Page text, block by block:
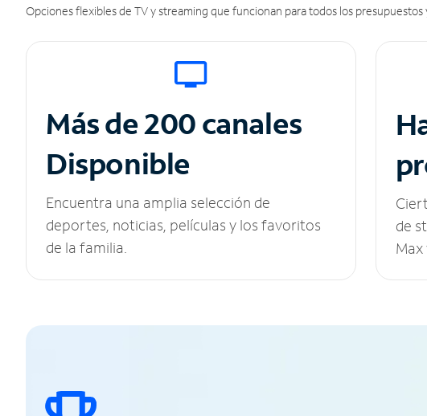
Opciones flexibles de TV y streaming que funcionan para todos los presupuestos
Más de 200 canales
Disponible
Encuentra una amplia selección de
deportes, noticias, películas y los favoritos
de la familia.
de
Max